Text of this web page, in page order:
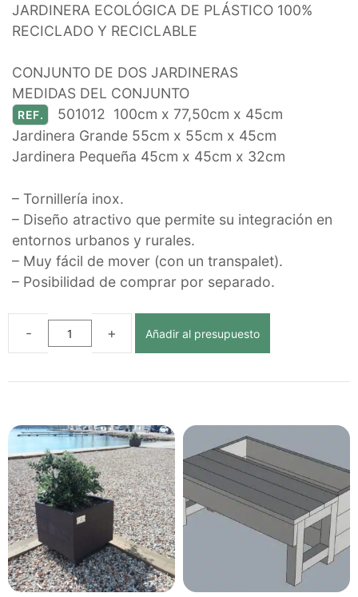
JARDINERA ECOLÓGICA DE PLÁSTICO 100%
RECICLADO Y RECICLABLE
CONJUNTO DE DOS JARDINERAS
MEDIDAS DEL CONJUNTO
REF.
501012 100cm x 77,50cm x 45cm
Jardinera Grande 55cm x 55cm x 45cm
Jardinera Pequeña 45cm x 45cm x 32cm
– Tornillería inox.
– Diseño atractivo que permite su integración en
entornos urbanos y rurales.
– Muy fácil de mover (con un transpalet).
– Posibilidad de comprar por separado.
JARDINERA
ECOLÓGICA
PLÁSTICO
RECICLADO
cantidad
Añadir al presupuesto